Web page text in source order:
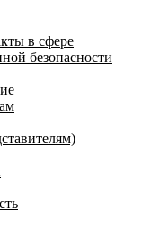
в сфере
безопасности